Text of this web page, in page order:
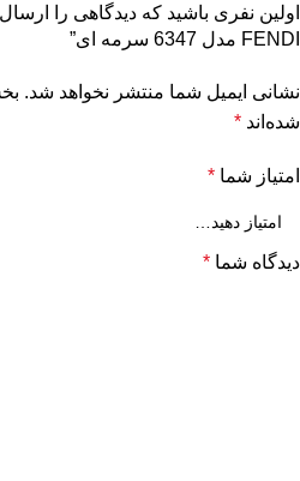
اولین نفری باشید که دیدگاهی را
FENDI مدل 6347 سرمه ای”
نشانی ایمیل شما منتشر نخواهد شد.
شده‌اند *
امتیاز شما *
دیدگاه شما *